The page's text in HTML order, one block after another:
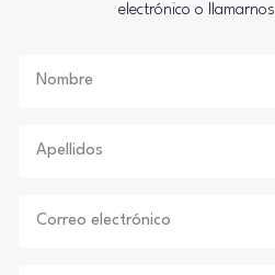
electrónico o